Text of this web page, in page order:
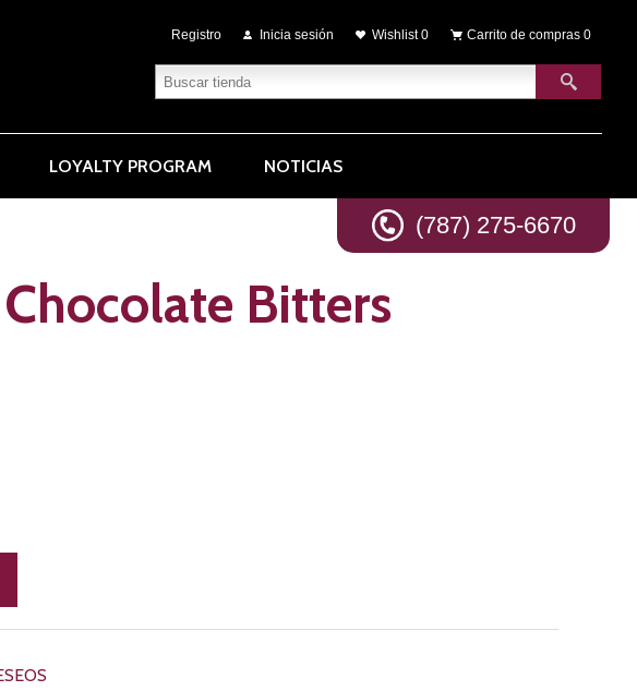
Registro Inicia sesión Wishlist 0 Carrito de compras 0
(787) 275-6670
LOYALTY PROGRAM NOTICIAS
Bitters